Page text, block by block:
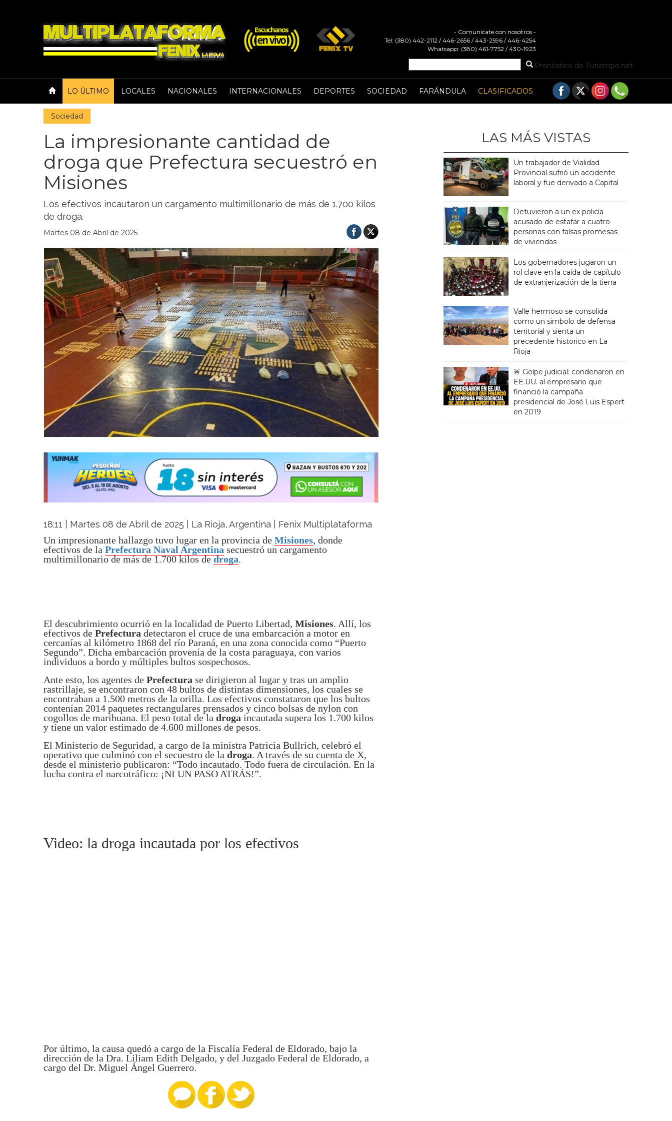
- Comunicate con nosotros -
Tel: (380) 442-2112 / 446-2656 / 443-2596 / 446-4254
Whatsapp: (380) 461-7752 / 430-1923
Pronóstico de Tutiempo.net
LO ÚLTIMO LOCALES NACIONALES INTERNACIONALES DEPORTES SOCIEDAD FARÁNDULA CLASIFICADOS
Sociedad
La impresionante cantidad de
droga que Prefectura secuestró en
Misiones
Los efectivos incautaron un cargamento multimillonario de más de 1.700 kilos
de droga.
Martes 08 de Abril de 2025
18:11 | Martes 08 de Abril de 2025 | La Rioja, Argentina | Fenix Multiplataforma
Un impresionante hallazgo tuvo lugar en la provincia de Misiones, donde
efectivos de la Prefectura Naval Argentina secuestró un cargamento
multimillonario de más de 1.700 kilos dedroga.
El descubrimiento ocurrió en la localidad de Puerto Libertad, Misiones. Allí, los
efectivos de Prefectura detectaron el cruce de una embarcación a motor en
cercanías al kilómetro 1868 del río Paraná, en una zona conocida como “Puerto
Segundo”. Dicha embarcación provenía de la costa paraguaya, con varios
individuos a bordo y múltiples bultos sospechosos.
Ante esto, los agentes de Prefectura se dirigieron al lugar y tras un amplio
rastrillaje, se encontraron con 48 bultos de distintas dimensiones, los cuales se
encontraban a 1.500 metros de la orilla. Los efectivos constataron que los bultos
contenían 2014 paquetes rectangulares prensados y cinco bolsas de nylon con
cogollos de marihuana. El peso total de la droga incautada supera los 1.700 kilos
y tiene un valor estimado de 4.600 millones de pesos.
El Ministerio de Seguridad, a cargo de la ministra Patricia Bullrich, celebró el
operativo que culminó con el secuestro de la droga. A través de su cuenta de X,
desde el ministerio publicaron: “Todo incautado. Todo fuera de circulación. En la
lucha contra el narcotráfico: ¡NI UN PASO ATRÁS!”.
Video: la droga incautada por los efectivos
Por último, la causa quedó a cargo de la Fiscalía Federal de Eldorado, bajo la
dirección de la Dra. Liliam Edith Delgado, y del Juzgado Federal de Eldorado, a
cargo del Dr. Miguel Ángel Guerrero.
LAS MÁS VISTAS
Un trabajador de Vialidad
Provincial sufrió un accidente
laboral y fue derivado a Capital
Detuvieron a un ex policía
acusado de estafar a cuatro
personas con falsas promesas
de viviendas
Los gobernadores jugaron un
rol clave en la caída de capítulo
de extranjerización de la tierra
Valle hermoso se consolida
como un simbolo de defensa
territorial y sienta un
precedente historico en La
Rioja
🚨 Golpe judicial: condenaron en
EE.UU. al empresario que
financió la campaña
presidencial de José Luis Espert
en 2019